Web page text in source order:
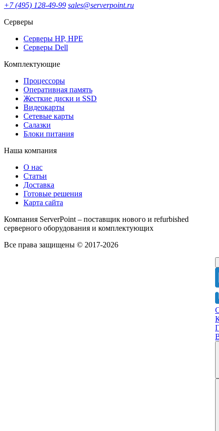
+7 (495) 128-49-99 sales@serverpoint.ru
Серверы
Серверы HP, HPE
Серверы Dell
Комплектующие
Процессоры
Оперативная память
Жесткие диски и SSD
Видеокарты
Сетевые карты
Салазки
Блоки питания
Наша компания
О нас
Статьи
Доставка
Готовые решения
Карта сайта
Компания ServerPoint – поставщик нового и refurbished
серверного оборудования и комплектующих
Все права защищены © 2017-2026